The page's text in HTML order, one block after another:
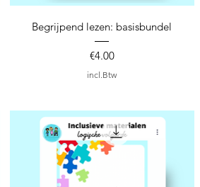
Snel overzicht
Begrijpend lezen: basisbundel
Prijs
€4.00
incl.Btw